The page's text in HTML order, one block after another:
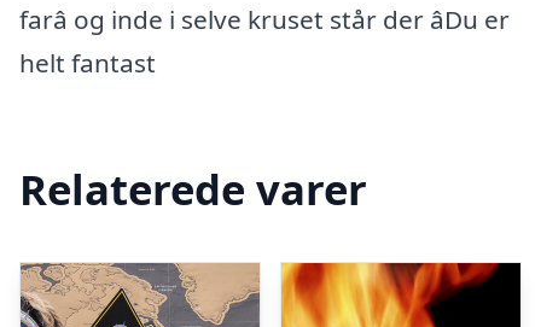
farâ og inde i selve kruset står der âDu er
helt fantast
Relaterede varer